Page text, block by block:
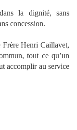
la dignité, sans
concession.
Frère Henri Caillavet,
tout ce qu’un
accomplir au service